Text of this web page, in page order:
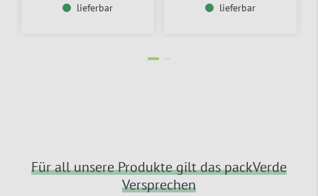
lieferbar lieferbar
Für all unsere Produkte gilt das packVerde
Versprechen